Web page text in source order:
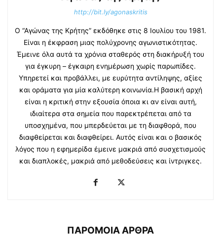
http://bit.ly/agonaskritis
Ο “Αγώνας της Κρήτης” εκδόθηκε στις 8 Ιουλίου του 1981.
Είναι η έκφραση μιας πολύχρονης αγωνιστικότητας.
Έμεινε όλα αυτά τα χρόνια σταθερός στη διακήρυξή του
για έγκυρη – έγκαιρη ενημέρωση χωρίς παρωπίδες.
Υπηρετεί και προβάλλει, με ευρύτητα αντίληψης, αξίες
και οράματα για μία καλύτερη κοινωνία.Η βασική αρχή
είναι η κριτική στην εξουσία όποια κι αν είναι αυτή,
ιδιαίτερα στα σημεία που παρεκτρέπεται από τα
υποσχημένα, που μπερδεύεται με τη διαφθορά, που
διαφθείρεται και διαφθείρει. Αυτός είναι και ο βασικός
λόγος που η εφημερίδα έμεινε μακριά από συσχετισμούς
και διαπλοκές, μακριά από μεθοδεύσεις και ίντριγκες.
ΠΑΡΟΜΟΙΑ ΑΡΘΡΑ